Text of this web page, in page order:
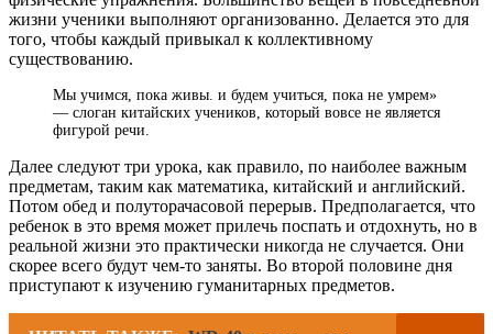
жизни ученики выполняют организованно. Делается это для
того, чтобы каждый привыкал к коллективному
существованию.
Мы учимся, пока живы. и будем учиться, пока не умрем»
— слоган китайских учеников, который вовсе не является
фигурой речи.
Далее следуют три урока, как правило, по наиболее важным
предметам, таким как математика, китайский и английский.
Потом обед и полуторачасовой перерыв. Предполагается, что
ребенок в это время может прилечь поспать и отдохнуть, но в
реальной жизни это практически никогда не случается. Они
скорее всего будут чем-то заняты. Во второй половине дня
приступают к изучению гуманитарных предметов.